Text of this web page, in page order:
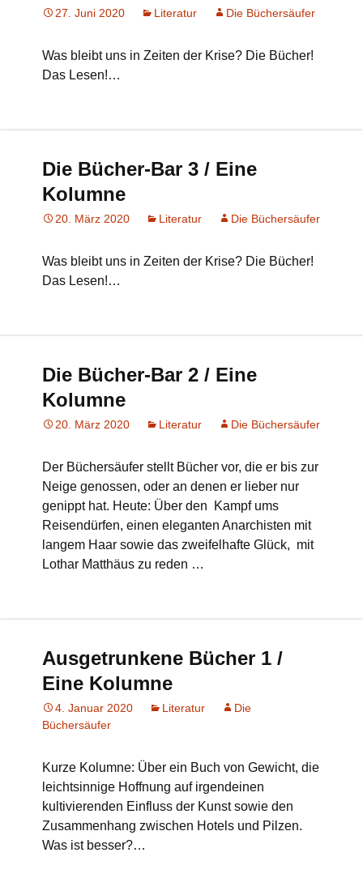
27. Juni 2020 Literatur Die Büchersäufer
Was bleibt uns in Zeiten der Krise? Die Bücher!
Das Lesen!…
Die Bücher-Bar 3 / Eine
Kolumne
20. März 2020 Literatur Die Büchersäufer
Was bleibt uns in Zeiten der Krise? Die Bücher!
Das Lesen!…
Die Bücher-Bar 2 / Eine
Kolumne
20. März 2020 Literatur Die Büchersäufer
Der Büchersäufer stellt Bücher vor, die er bis zur
Neige genossen, oder an denen er lieber nur
genippt hat. Heute: Über den Kampf ums
Reisendürfen, einen eleganten Anarchisten mit
langem Haar sowie das zweifelhafte Glück, mit
Lothar Matthäus zu reden …
Ausgetrunkene Bücher 1 /
Eine Kolumne
4. Januar 2020 Literatur
Die
Büchersäufer
Kurze Kolumne: Über ein Buch von Gewicht, die
leichtsinnige Hoffnung auf irgendeinen
kultivierenden Einfluss der Kunst sowie den
Zusammenhang zwischen Hotels und Pilzen.
Was ist besser?…